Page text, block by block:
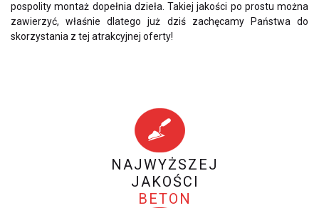
pospolity montaż dopełnia dzieła. Takiej jakości po prostu można
zawierzyć, właśnie dlatego już dziś zachęcamy Państwa do
skorzystania z tej atrakcyjnej oferty!
NAJWYŻSZEJ
JAKOŚCI
BETON